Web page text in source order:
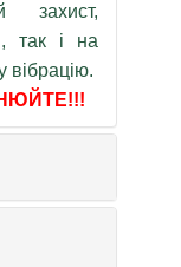
захист,
так і на
вібрацію.